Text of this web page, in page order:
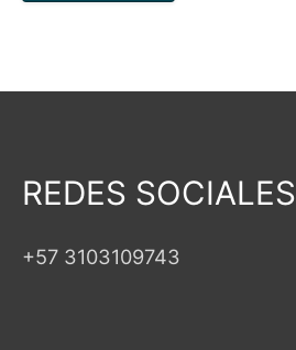
REDES SOCIALES
+57 3103109743